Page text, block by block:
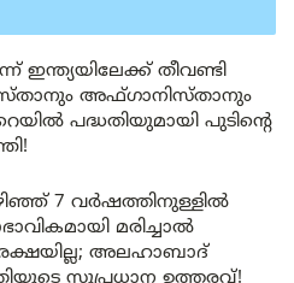
ഇന്ത്യയിലേക്ക് തീവണ്ടി
അഫ്ഗാനിസ്താനും
പദ്ധതിയുമായി പുടിന്റെ
7 വർഷത്തിനുള്ളിൽ
മരിച്ചാൽ
അലഹാബാദ്